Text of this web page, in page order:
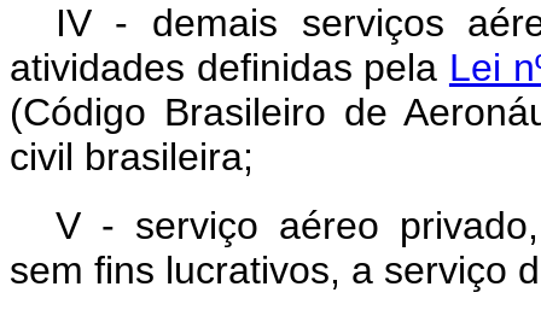
IV - demais serviços
atividades definidas pela Lei
(Código Brasileiro de
civil brasileira;
V - serviço aéreo
sem fins lucrativos, a serviço